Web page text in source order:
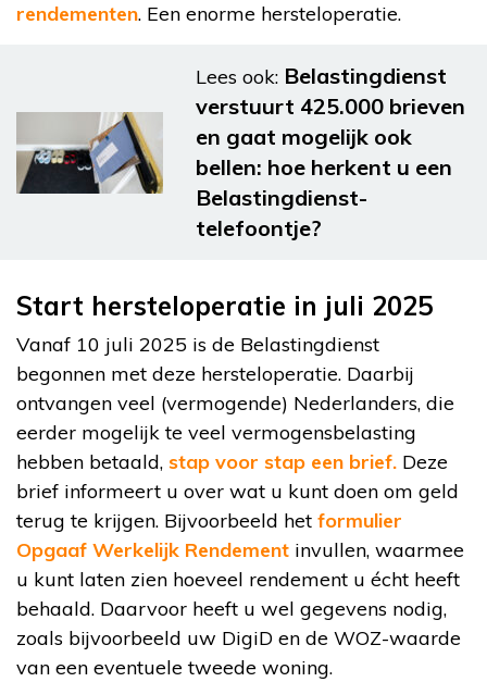
rendementen. Een enorme hersteloperatie.
Lees ook: Belastingdienst
verstuurt 425.000 brieven
en gaat mogelijk ook
bellen: hoe herkent u een
Belastingdienst-
telefoontje?
Start hersteloperatie in juli 2025
Vanaf 10 juli 2025 is de Belastingdienst
begonnen met deze hersteloperatie. Daarbij
ontvangen veel (vermogende) Nederlanders, die
eerder mogelijk te veel vermogensbelasting
hebben betaald, stap voor stap een brief. Deze
brief informeert u over wat u kunt doen om geld
terug te krijgen. Bijvoorbeeld het formulier
Opgaaf Werkelijk Rendement invullen, waarmee
u kunt laten zien hoeveel rendement u écht heeft
behaald. Daarvoor heeft u wel gegevens nodig,
zoals bijvoorbeeld uw DigiD en de WOZ-waarde
van een eventuele tweede woning.